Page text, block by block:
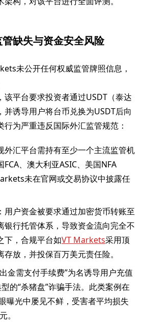
缺失与资金安全风险
未公开任何权威监管牌照信息，
该平台要求投资者通过USDT（泰达
并诱导用户将台币兑换为USDT后向
为严重违反国际外汇监管规范：
外汇平台需持有至少一个主流监管机
、澳大利亚ASIC、美国NFA
未在官网或交易协议中披露任
：用户资金被要求通过加密货币转账至
银行托管体系，导致资金流向完全不
下，合规平台如VT Markets采用顶
放，并投保百万美元责任险。
出金需支付手续费”为名诱导用户充值
的“杀猪盘”诈骗手法。此类案例在
曝光中屡见不鲜，受害者平均损失
。